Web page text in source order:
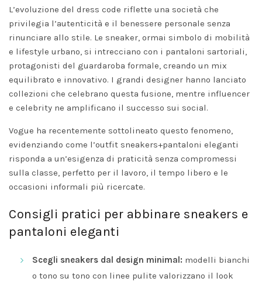
L’evoluzione del dress code riflette una società che
privilegia l’autenticità e il benessere personale senza
rinunciare allo stile. Le sneaker, ormai simbolo di mobilità
e lifestyle urbano, si intrecciano con i pantaloni sartoriali,
protagonisti del guardaroba formale, creando un mix
equilibrato e innovativo. I grandi designer hanno lanciato
collezioni che celebrano questa fusione, mentre influencer
e celebrity ne amplificano il successo sui social.
Vogue ha recentemente sottolineato questo fenomeno,
evidenziando come l’outfit sneakers+pantaloni eleganti
risponda a un’esigenza di praticità senza compromessi
sulla classe, perfetto per il lavoro, il tempo libero e le
occasioni informali più ricercate.
Consigli pratici per abbinare sneakers e
pantaloni eleganti
Scegli sneakers dal design minimal: modelli bianchi
o tono su tono con linee pulite valorizzano il look